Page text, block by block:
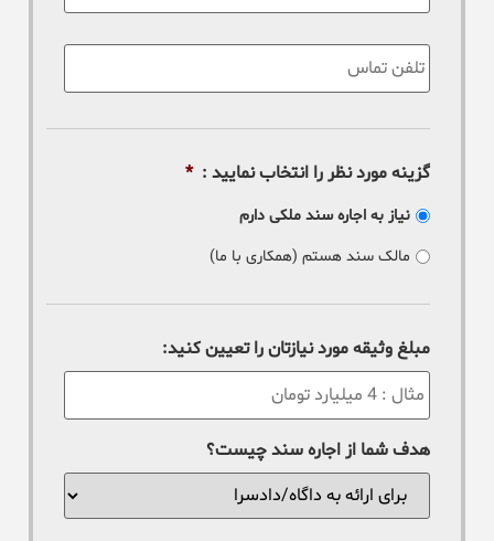
تلفن
تماس
:
*
گزینه مورد نظر را انتخاب نمایید : *
نیاز به اجاره سند ملکی دارم
مالک سند هستم (همکاری با ما)
مبلغ وثیقه مورد نیازتان را تعیین کنید:
هدف شما از اجاره سند چیست؟